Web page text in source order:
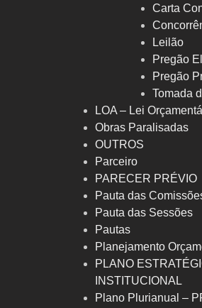
Carta
Leilão
Pregão
Pregão
Tomada
LOA – Lei
Obras Paralisadas
OUTROS
Parceiro
PARECER PRÉVIO
Pauta das
Pauta das Sessões
Pautas
Planejamento
PLANO
INSTITUCIONAL
Plano Plurianual –